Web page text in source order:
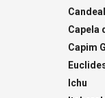
Candeal
Capela
Capim
Ichu